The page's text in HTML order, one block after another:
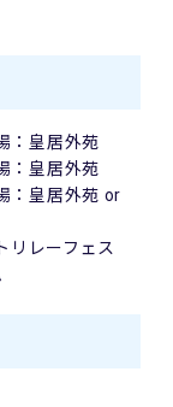
：皇居外苑
：皇居外苑
：皇居外苑 or
リレーフェス